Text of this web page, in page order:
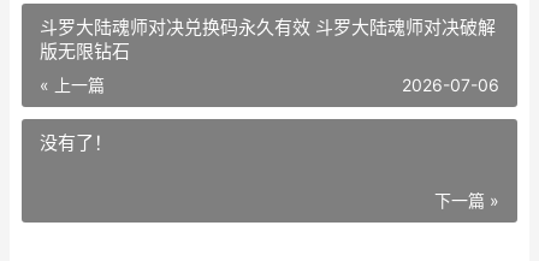
斗罗大陆魂师对决兑换码永久有效 斗罗大陆魂师对决破解
版无限钻石
« 上一篇 2026-07-06
没有了！
下一篇 »